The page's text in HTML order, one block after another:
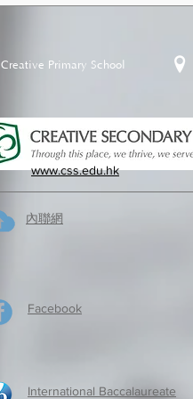
Creative Primary School
www.css.edu.hk
內聯網
Facebook
International Baccalaureate